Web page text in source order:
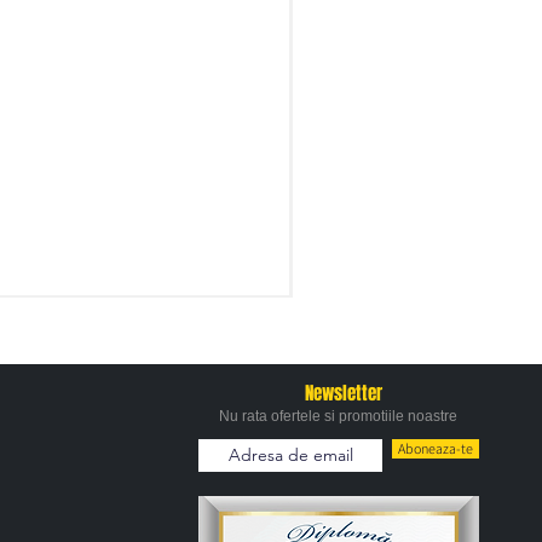
Newsletter
Nu rata ofertele si promotiile noastre
Aboneaza-te